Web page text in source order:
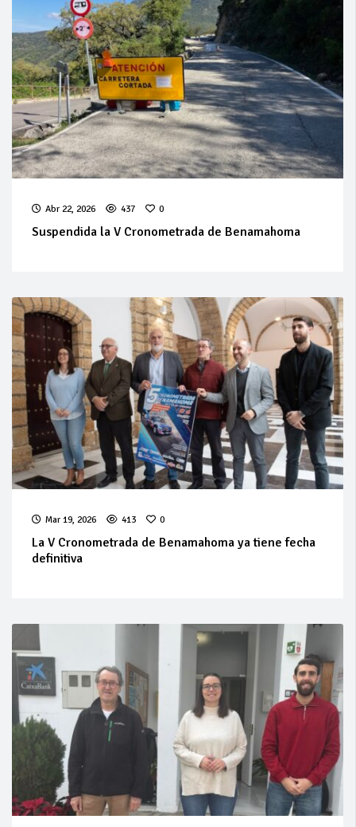
Abr 22, 2026 437 0
Suspendida la V Cronometrada de Benamahoma
Mar 19, 2026 413 0
La V Cronometrada de Benamahoma ya tiene fecha
definitiva